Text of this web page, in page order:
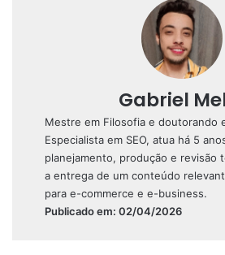
Gabriel
Mestre em Filosofia e doutorando
Especialista em SEO, atua há 5
planejamento, produção e revisão
a entrega de um conteúdo
para e-commerce e e-business.
Publicado em: 02/04/2026